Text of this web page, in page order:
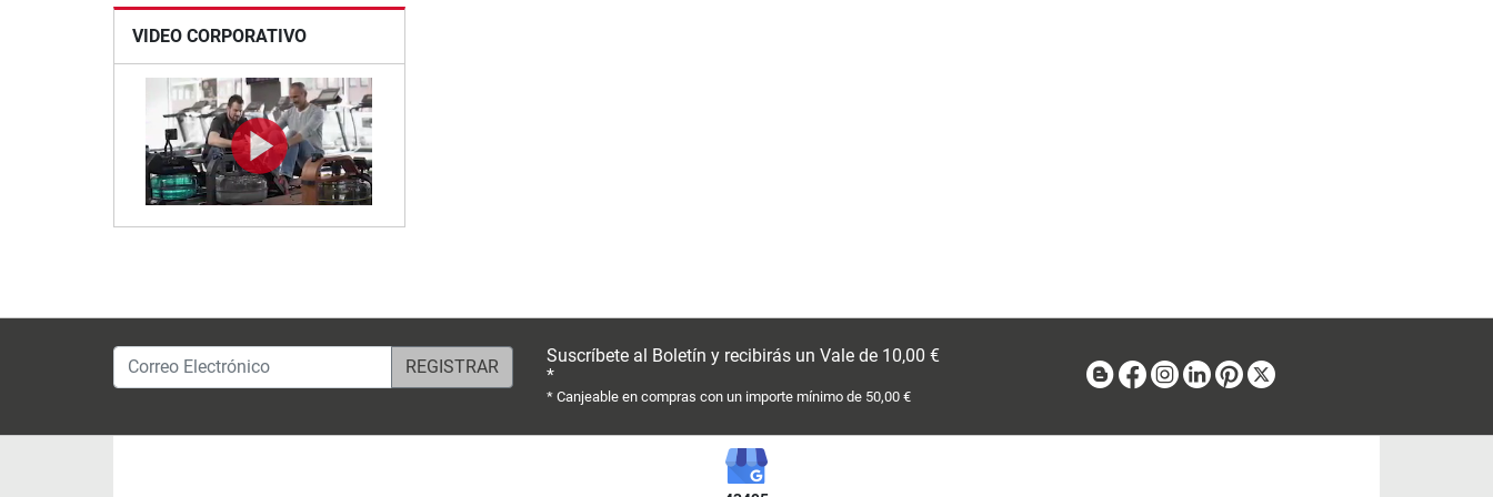
VIDEO CORPORATIVO
Correo Electrónico
Suscríbete al Boletín y recibirás un Vale de 10,00 €
*
* Canjeable en compras con un importe mínimo de 50,00 €
BlogFacebook
Instagram
LinkedinPinterest